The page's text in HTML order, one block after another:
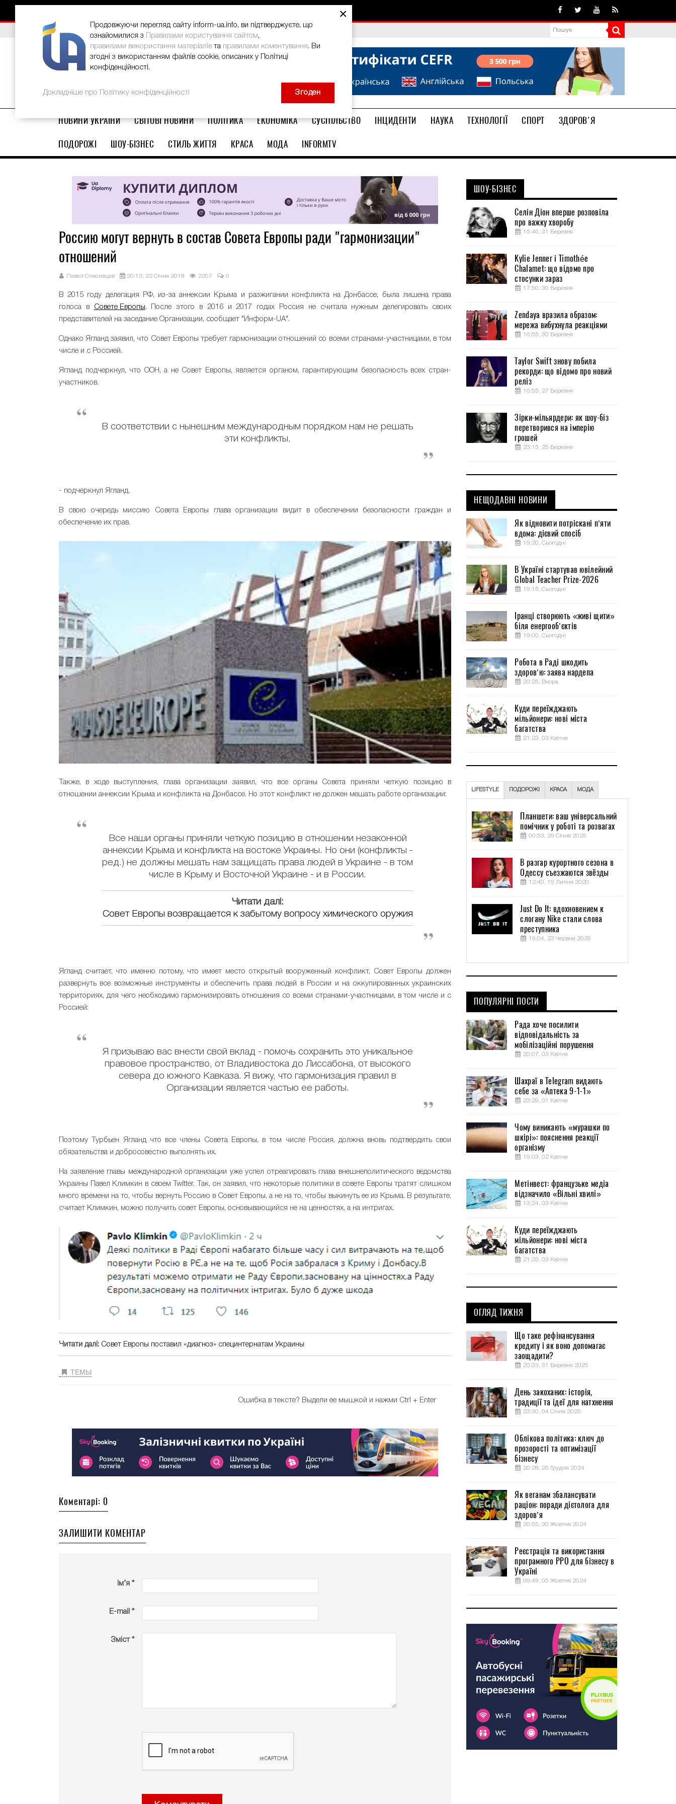
ВИБІР РЕДАКЦІЇ В Україні стартував ювілейний Global Teacher Prize-2026
НОВИНИ УКРАЇНИ СВІТОВІ НОВИНИ ПОЛІТИКА ЕКОНОМІКА СУСПІЛЬСТВО ІНЦИДЕНТИ НАУКА ТЕХНОЛОГІЇ СПОРТ
ЗДОРОВ'Я
ПОДОРОЖІ
ШОУ-БІЗНЕС СТИЛЬ ЖИТТЯ КРАСА МОДА INFORMTV
Россию могут вернуть в состав Совета Европы ради "гармонизации"
отношений
Павел Спесивцев 20:13, 22 Січня 2018 2207 0
В 2015 году делегация РФ, из-за аннексии Крыма и разжигании конфликта на Донбассе, была лишена права
голоса в Совете Европы. После этого в 2016 и 2017 годах Россия не считала нужным делегировать своих
представителей на заседание Организации, сообщает "Информ-UA".
Однако Ягланд заявил, что Совет Европы требует гармонизации отношений со всеми странами-участницами, в том
числе и с Россией.
Ягланд подчеркнул, что ООН, а не Совет Европы, является органом, гарантирующим безопасность всех стран-
участников.
В соответствии с нынешним международным порядком нам не решать
эти конфликты,
- подчеркнул Ягланд.
В свою очередь миссию Совета Европы глава организации видит в обеспечении безопасности граждан и
обеспечение их прав.
Также, в ходе выступления, глава организации заявил, что все органы Совета приняли четкую позицию в
отношении аннексии Крыма и конфликта на Донбассе. Но этот конфликт не должен мешать работе организации:
Все наши органы приняли четкую позицию в отношении незаконной
аннексии Крыма и конфликта на востоке Украины. Но они (конфликты -
ред.) не должны мешать нам защищать права людей в Украине - в том
числе в Крыму и Восточной Украине - и в России.
Читати далі:
Совет Европы возвращается к забытому вопросу химического оружия
Ягланд считает, что именно потому, что имеет место открытый вооруженный конфликт, Совет Европы должен
развернуть все возможные инструменты и обеспечить права людей в России и на оккупированных украинских
территориях, для чего необходимо гармонизировать отношения со всеми странами-участницами, в том числе и с
Россией:
Я призываю вас внести свой вклад - помочь сохранить это уникальное
правовое пространство, от Владивостока до Лиссабона, от высокого
севера до южного Кавказа. Я вижу, что гармонизация правил в
Организации является частью ее работы.
Поэтому Турбьен Ягланд что все члены Совета Европы, в том числе Россия, должна вновь подтвердить свои
обязательства и добросовестно выполнять их.
На заявление главы международной организации уже успел отреагировать глава внешнеполитического ведомства
Украины Павел Климкин в своем Twitter. Так, он заявил, что некоторые политики в совете Европы тратят слишком
много времени на то, чтобы вернуть Россию в Совет Европы, а не на то, чтобы выкинуть ее из Крыма. В результате,
считает Климкин, можно получить совет Европы, основывающийся не на ценностях, а на интригах.
Читати далі: Совет Европы поставил «диагноз» специнтернатам Украины
ТЕМЫ
Ошибка в тексте? Выдели ее мышкой и нажми Ctrl + Enter
Коментарі: 0
ЗАЛИШИТИ КОМЕНТАР
Ім’я *
E-mail *
Зміст *
ШОУ-БІЗНЕС
Селін Діон вперше розповіла
про важку хворобу
15:46, 31 Березня
Kylie Jenner і Timothée
Chalamet: що відомо про
стосунки зараз
17:50, 30 Березня
Zendaya вразила образом:
мережа вибухнула реакціями
16:55, 30 Березня
Taylor Swift знову побила
рекорди: що відомо про новий
реліз
16:55, 27 Березня
Зірки-мільярдери: як шоу-біз
перетворився на імперію
грошей
23:15, 25 Березня
НЕЩОДАВНІ НОВИНИ
Як відновити потріскані п’яти
вдома: дієвий спосіб
19:20, Сьогодні
В Україні стартував ювілейний
Global Teacher Prize-2026
19:15, Сьогодні
Іранці створюють «живі щити»
біля енергооб’єктів
19:00, Сьогодні
Робота в Раді шкодить
здоров’ю: заява нардепа
20:25, Вчора
Куди переїжджають
мільйонери: нові міста
багатства
21:23, 03 Квітня
LIFESTYLE ПОДОРОЖІ КРАСА МОДА
Планшети: ваш універсальний
помічник у роботі та розвагах
00:53, 29 Січня 2025
В разгар курортного сезона в
Одессу съезжаются звёзды
12:40, 19 Липня 2020
Just Do It: вдохновением к
слогану Nike стали слова
преступника
19:04, 23 Червня 2020
ПОПУЛЯРНІ ПОСТИ
Рада хоче посилити
відповідальність за
мобілізаційні порушення
20:07, 03 Квітня
Шахраї в Telegram видають
себе за «Аптека 9-1-1»
23:29, 01 Квітня
Чому виникають «мурашки по
шкірі»: пояснення реакції
організму
19:03, 02 Квітня
Метінвест: французьке медіа
відзначило «Вільні хвилі»
13:24, 03 Квітня
Куди переїжджають
мільйонери: нові міста
багатства
21:23, 03 Квітня
ОГЛЯД ТИЖНЯ
Що таке рефінансування
кредиту і як воно допомагає
заощадити?
20:33, 31 Березня 2025
День закоханих: історія,
традиції та ідеї для натхнення
23:30, 04 Січня 2025
Облікова політика: ключ до
прозорості та оптимізації
бізнесу
20:28, 25 Грудня 2024
Як веганам збалансувати
раціон: поради дієтолога для
здоров’я
20:55, 30 Жовтня 2024
Реєстрація та використання
програмного РРО для бізнесу в
Україні
09:49, 05 Жовтня 2024
×
Продовжуючи перегляд сайту inform-ua.info, ви підтверджуєте, що
ознайомилися з
Правилами користування сайтом,
правилами використання матеріалів та правилами коментування. Ви
згодні з використанням файлів cookie, описаних у Політиці
конфіденційності.
Докладніше про Політику конфіденційності Згоден